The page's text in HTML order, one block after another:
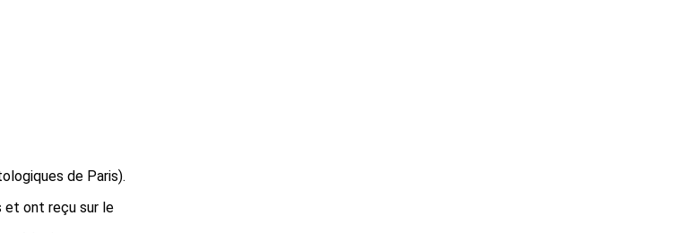
de Paris).
et ont reçu sur le